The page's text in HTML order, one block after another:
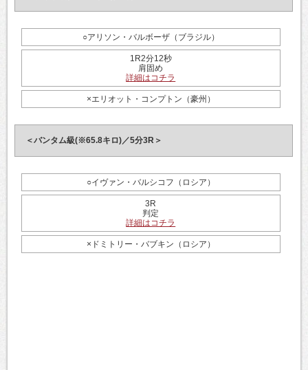
○アリソン・バルボーザ（ブラジル）
1R2分12秒
肩固め
詳細はコチラ
×エリオット・コンプトン（豪州）
＜バンタム級(※65.8キロ)／5分3R＞
○イヴァン・バルシコフ（ロシア）
3R
判定
詳細はコチラ
×ドミトリー・バブキン（ロシア）